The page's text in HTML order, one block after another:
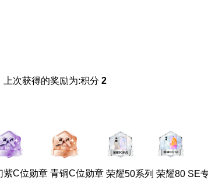
上次获得的奖励为:积分 2
紫C位勋章 青铜C位勋章 荣耀50系列 荣耀80 SE